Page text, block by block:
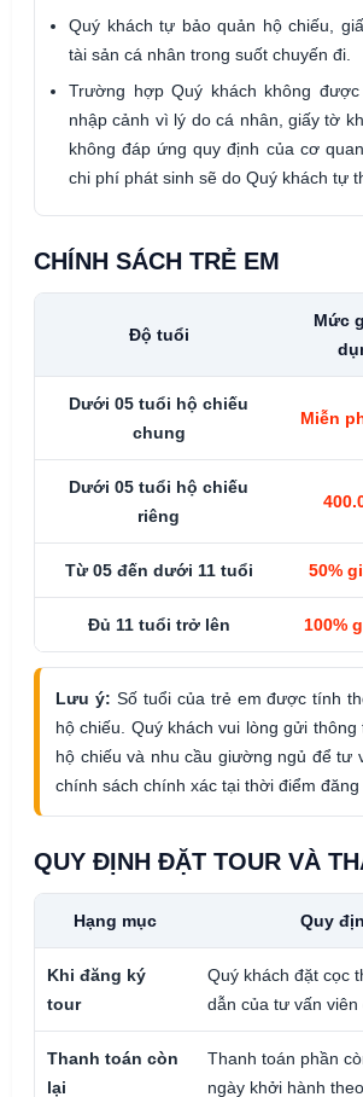
Quý khách tự bảo quản hộ chiếu,
tài sản cá nhân trong suốt chuyến đi.
Trường hợp Quý khách không
nhập cảnh vì lý do cá nhân, giấy tờ
không đáp ứng quy định của cơ
chi phí phát sinh sẽ do Quý khách tự
CHÍNH SÁCH TRẺ EM
Độ tuổi
Mức
Dưới 05 tuổi hộ chiếu
chung
Miễn
Dưới 05 tuổi hộ chiếu
riêng
Từ 05 đến dưới 11 tuổi 50%
Đủ 11 tuổi trở lên 100%
Lưu ý: Số tuổi của trẻ em được tính
hộ chiếu. Quý khách vui lòng gửi
hộ chiếu và nhu cầu giường ngủ để tư
chính sách chính xác tại thời điểm đăng
QUY ĐỊNH ĐẶT TOUR VÀ
Hạng mục Quy
Khi đăng ký
tour
Quý khách đặt cọc
dẫn của tư vấn viên
Thanh toán còn
lại
Thanh toán phần
ngày khởi hành